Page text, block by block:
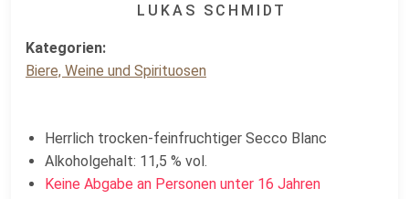
LUKAS SCHMIDT
Kategorien:
Biere, Weine und Spirituosen
Herrlich trocken-feinfruchtiger Secco Blanc
Alkoholgehalt: 11,5 % vol.
Keine Abgabe an Personen unter 16 Jahren